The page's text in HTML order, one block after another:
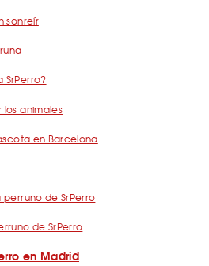
sonreír
animales
en Barcelona
de SrPerro
de SrPerro
en Madrid